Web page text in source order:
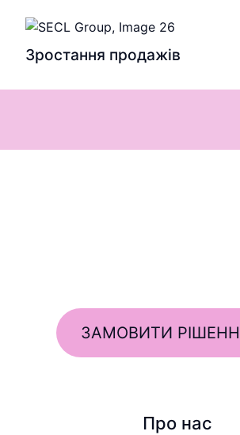
Зростання продажів
ЗАМОВИТИ
Про нас